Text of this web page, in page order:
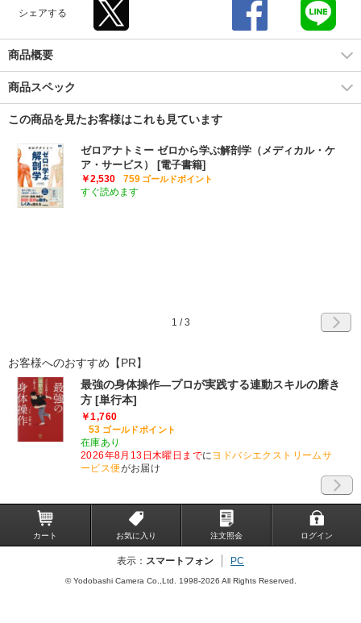
シェアする
商品概要
商品スペック
この商品を見たお客様はこれも見ています
ゼロアナトミー ゼロから学ぶ解剖学（メディカル・ケ
ア・サービス） [電子書籍]
￥2,530 759 ゴールドポイント
すぐ読めます
1 /3
お客様へのおすすめ【PR】
最強の身体操作―プロが実践する連動スキルの磨き
方 [単行本]
￥1,760
53 ゴールドポイント
在庫あり
2026年8月13日木曜日までにヨドバシエクストリームサ
ービス便がお届け
カート お気に入り 注文照会 ログイン
表示： スマートフォン PC
© Yodobashi Camera Co.,Ltd. 1998-2026 All Rights Reserved.